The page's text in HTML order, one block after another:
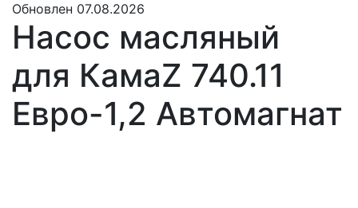
Обновлен 07.08.2026
Насос масляный
для КамаZ 740.11
Евро-1,2 Автомагнат